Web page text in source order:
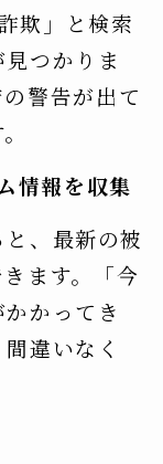
欺」と検索
つかりま
警告が出て
情報を収集
、最新の被
ます。「今
かってき
違いなく